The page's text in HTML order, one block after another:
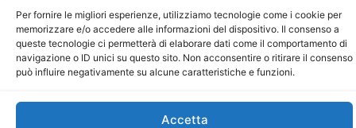
Per fornire le migliori esperienze, utilizziamo tecnologie come i cookie per
memorizzare e/o accedere alle informazioni del dispositivo. Il consenso a
queste tecnologie ci permetterà di elaborare dati come il comportamento di
navigazione o ID unici su questo sito. Non acconsentire o ritirare il consenso
può influire negativamente su alcune caratteristiche e funzioni.
Accetta